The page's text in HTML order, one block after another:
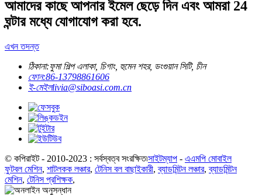
আমাদের কাছে আপনার ইমেল ছেড়ে দিন এবং আমরা 24
ঘন্টার মধ্যে যোগাযোগ করা হবে.
এখন তদন্ত
ঠিকানা:ফুমা শিল্প এলাকা, চিগাং, হুমেন শহর, ডংগুয়ান সিটি, চীন
ফোন:86-13798861606
ই-মেইলlivia@siboasi.com.cn
© কপিরাইট - 2010-2023 : সর্বস্বত্ব সংরক্ষিত৷সাইটম্যাপ - এএমপি মোবাইল
ফুটবল মেশিন, শাটলকক লঞ্চার, টেনিস বল বাছাইকারী,ব্যাডমিন্টন লঞ্চার,ব্যাডমিন্টন
মেশিন, টেনিস প্রশিক্ষক,